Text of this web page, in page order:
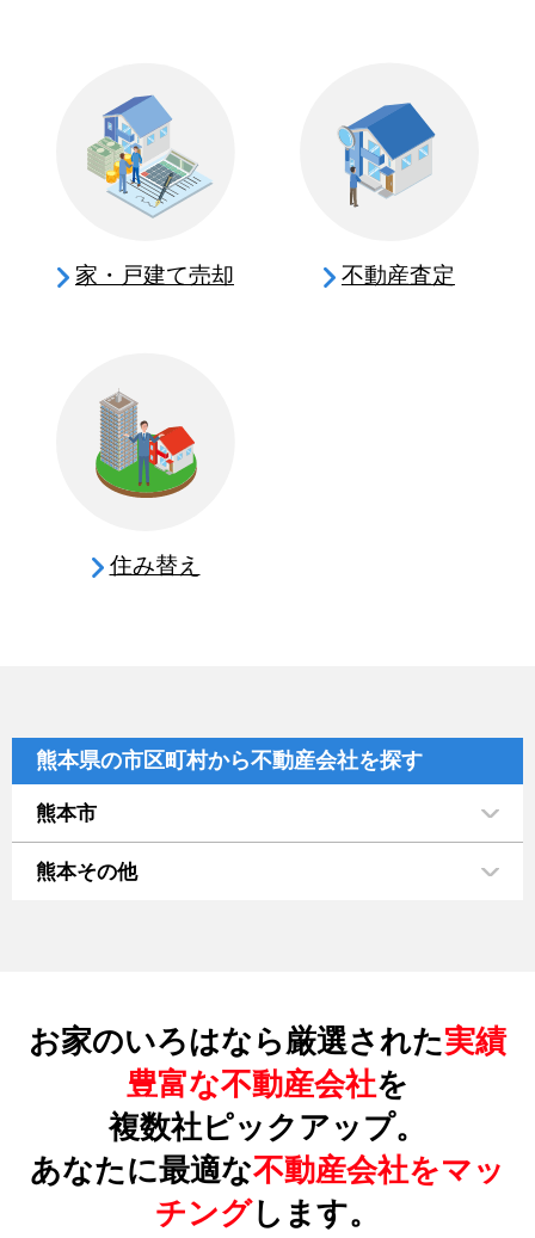
家・戸建て売却 不動産査定
住み替え
熊本県の市区町村から不動産会社を探す
熊本市
熊本その他
お家のいろはなら厳選された実績
豊富な不動産会社を
複数社ピックアップ。
あなたに最適な不動産会社をマッ
チングします。